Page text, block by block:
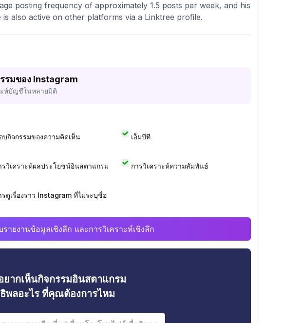
posting frequency of approximately 1.5 posts per week, and his
also active on other platforms via a Linktree profile.
รมของ Instagram
ะห์บัญชีในหลายมิติ
บกิจกรรมของความคิดเห็น เอ็มบีที
รวิเคราะห์ผลประโยชน์อินสตาแกรม การวิเคราะห์ความสัมพันธ์
รดูเรื่องราว Instagram ที่ไม่ระบุชื่อ
ายงานข้อมูลเชิงลึก และการวิเคราะห์เชิงลึก
ยากเห็นกิจกรรมอินสตาแกรม
พลอะไร ที่คุณต้องการไหม